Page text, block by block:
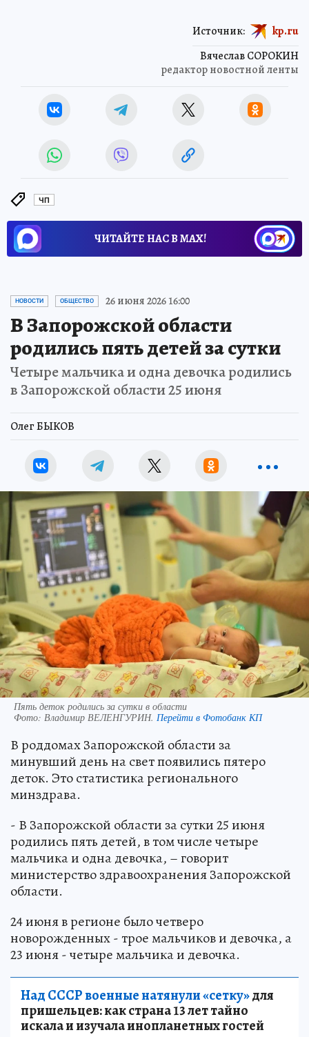
Вячеслав СОРОКИН
редактор новостной ленты
Источник: kp.ru
ЧП
ЧИТАЙТЕ НАС В МАХ!
НОВОСТИ ОБЩЕСТВО 26 июня 2026 16:00
В Запорожской области
родились пять детей за сутки
Четыре мальчика и одна девочка родились
в Запорожской области 25 июня
Олег БЫКОВ
Пять деток родились за сутки в области
Фото: Владимир ВЕЛЕНГУРИН. Перейти в Фотобанк КП
В роддомах Запорожской области за
минувший день на свет появились пятеро
деток. Это статистика регионального
минздрава.
- В Запорожской области за сутки 25 июня
родились пять детей, в том числе четыре
мальчика и одна девочка, – говорит
министерство здравоохранения Запорожской
области.
24 июня в регионе было четверо
новорожденных - трое мальчиков и девочка, а
23 июня - четыре мальчика и девочка.
Над СССР военные натянули «сетку»для
пришельцев: как страна 13 лет тайно
искала и изучала инопланетных гостей